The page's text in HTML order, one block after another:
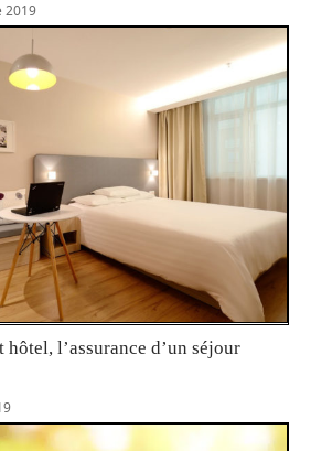
2019
l’assurance d’un séjour